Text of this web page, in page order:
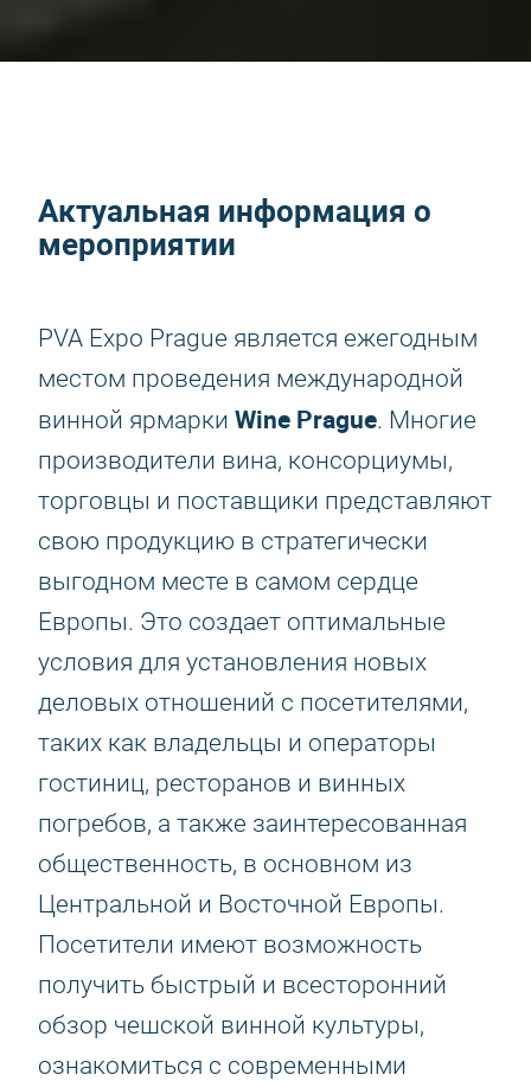
Актуальная информация о
мероприятии
PVA Expo Prague является ежегодным
местом проведения международной
винной ярмарки Wine Prague. Многие
производители вина, консорциумы,
торговцы и поставщики представляют
свою продукцию в стратегически
выгодном месте в самом сердце
Европы. Это создает оптимальные
условия для установления новых
деловых отношений с посетителями,
таких как владельцы и операторы
гостиниц, ресторанов и винных
погребов, а также заинтересованная
общественность, в основном из
Центральной и Восточной Европы.
Посетители имеют возможность
получить быстрый и всесторонний
обзор чешской винной культуры,
ознакомиться с современными